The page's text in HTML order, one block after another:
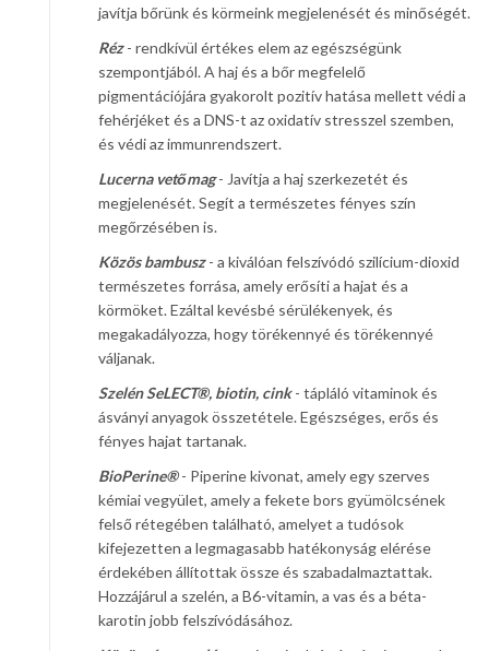
javítja bőrünk és körmeink megjelenését és minőségét.
Réz- rendkívül értékes elem az egészségünk
szempontjából. A haj és a bőr megfelelő
pigmentációjára gyakorolt pozitív hatása mellett védi a
fehérjéket és a DNS-t az oxidatív stresszel szemben,
és védi az immunrendszert.
Lucerna vetőmag- Javítja a haj szerkezetét és
megjelenését. Segít a természetes fényes szín
megőrzésében is.
Közös bambusz- a kiválóan felszívódó szilícium-dioxid
természetes forrása, amely erősíti a hajat és a
körmöket. Ezáltal kevésbé sérülékenyek, és
megakadályozza, hogy törékennyé és törékennyé
váljanak.
Szelén SeLECT®, biotin, cink- tápláló vitaminok és
ásványi anyagok összetétele. Egészséges, erős és
fényes hajat tartanak.
BioPerine®- Piperine kivonat, amely egy szerves
kémiai vegyület, amely a fekete bors gyümölcsének
felső rétegében található, amelyet a tudósok
kifejezetten a legmagasabb hatékonyság elérése
érdekében állítottak össze és szabadalmaztattak.
Hozzájárul a szelén, a B6-vitamin, a vas és a béta-
karotin jobb felszívódásához.